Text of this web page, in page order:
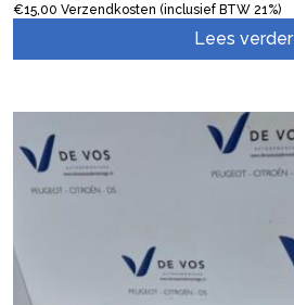
€15,00 Verzendkosten (inclusief BTW 21%)
Lees verder